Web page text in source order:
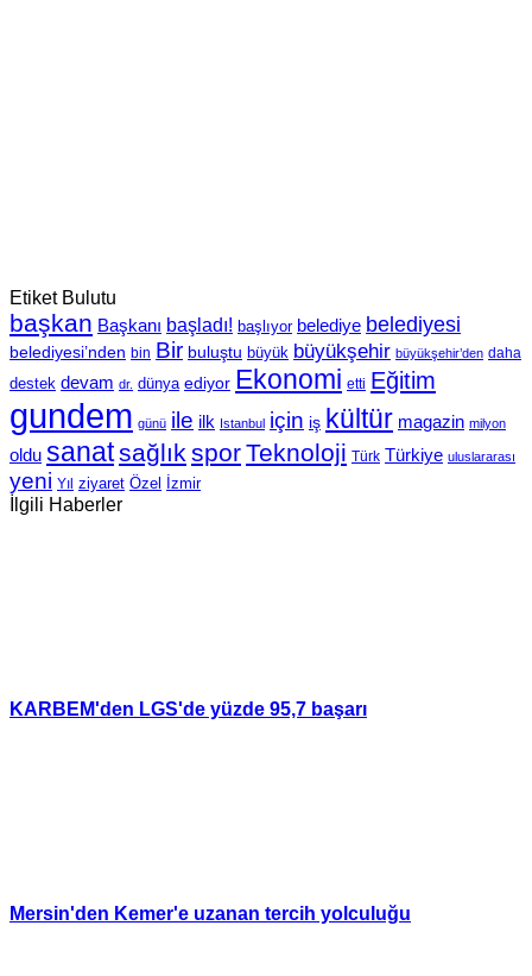
Etiket Bulutu
başkan Başkanı başladı! başlıyor belediye belediyesi
belediyesi’nden bin Bir buluştu büyük büyükşehir büyükşehir’den daha
destek devam dr. dünya ediyor Ekonomi etti Eğitim
gundem günü ile ilk Istanbul için iş kültür magazin milyon
oldu sanatsağlık sporTeknoloji Türk Türkiye uluslararası
yeni Yıl ziyaret Özel İzmir
İlgili Haberler
KARBEM'den LGS'de yüzde 95,7 başarı
Mersin'den Kemer'e uzanan tercih yolculuğu